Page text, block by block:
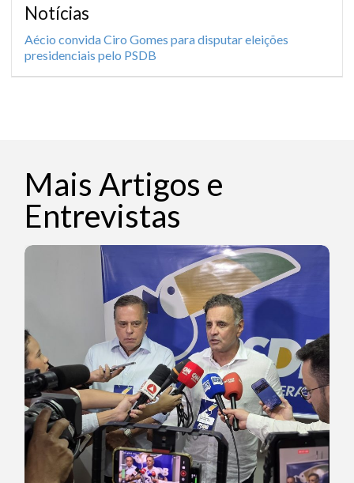
Notícias
Aécio convida Ciro Gomes para disputar eleições
presidenciais pelo PSDB
Mais Artigos e
Entrevistas